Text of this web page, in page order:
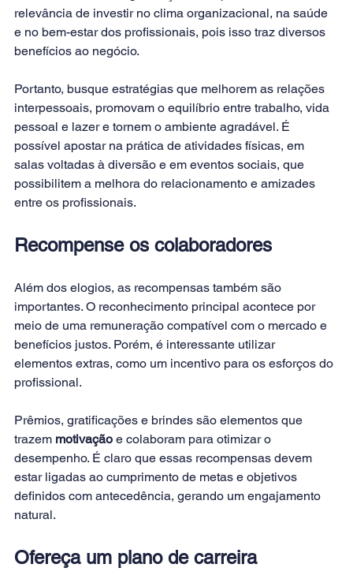
relevância de investir no clima organizacional, na saúde
e no bem-estar dos profissionais, pois isso traz diversos
benefícios ao negócio.
Portanto, busque estratégias que melhorem as relações
interpessoais, promovam o equilíbrio entre trabalho, vida
pessoal e lazer e tornem o ambiente agradável. É
possível apostar na prática de atividades físicas, em
salas voltadas à diversão e em eventos sociais, que
possibilitem a melhora do relacionamento e amizades
entre os profissionais.
Recompense os colaboradores
Além dos elogios, as recompensas também são
importantes. O reconhecimento principal acontece por
meio de uma remuneração compatível com o mercado e
benefícios justos. Porém, é interessante utilizar
elementos extras, como um incentivo para os esforços do
profissional.
Prêmios, gratificações e brindes são elementos que
trazem motivação e colaboram para otimizar o
desempenho. É claro que essas recompensas devem
estar ligadas ao cumprimento de metas e objetivos
definidos com antecedência, gerando um engajamento
natural.
Ofereça um plano de carreira